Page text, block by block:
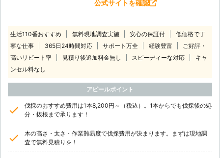
公式サイトを確認
生活110番おすすめ 無料現地調査実施 安心の保証付
低価格で丁
寧な仕事
365日24時間対応 サポート万全 経験豊富
ご好評・
高いリピート率
見積り後追加料金無し スピーディーな対応
キャ
ンセル料なし
アピールポイント
伐採のおすすめ費用は1本8,200円～（税込）。1本からでも伐採後の処
分・抜根まで承ります！
木の高さ・太さ・作業難易度で伐採費用が決まります。まずは現地調
査で無料見積りを！